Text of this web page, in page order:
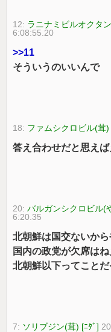
12: ラニナミビルオクタ
6:08:55.20
>>11
そういうのいいんで
18: ファムシクロビル(茸)
答え合わせだと思えば
20:バルガンシクロビル(
6:20.35
北朝鮮は国交ないから
国内の政党が欠席はね
北朝鮮以下ってことだ
7: ソリブジン(茸) [ﾆﾀﾞ]